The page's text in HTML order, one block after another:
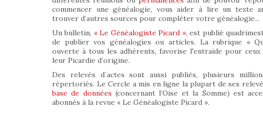
commencer une généalogie, vous aider à lire un texte
trouver d’autres sources pour compléter votre généalogie...
Un bulletin, « Le Généalogiste Picard », est publié
de publier vos généalogies ou articles. La rubrique «
ouverte à tous les adhérents, favorise l'entraide pour
leur Picardie d’origine.
Des relevés d´actes sont aussi publiés, plusieurs
répertoriés. Le Cercle a mis en ligne la plupart de ses
base de données (concernant l’Oise et la Somme) est
abonnés à la revue « Le Généalogiste Picard ».